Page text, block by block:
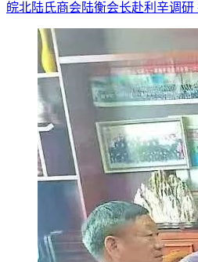
皖北陆氏商会陆衡会长赴利辛调研